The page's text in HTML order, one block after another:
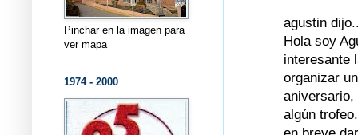
agustin
Hola soy
interesante
organizar
aniversario,
algún trofeo.
Pinchar en la imagen para
ver mapa
1974 - 2000